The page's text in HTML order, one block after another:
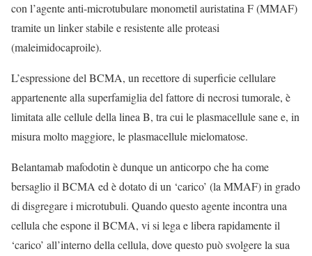
con l’agente anti-microtubulare monometil auristatina F (MMAF)
tramite un linker stabile e resistente alle proteasi
(maleimidocaproile).
L’espressione del BCMA, un recettore di superficie cellulare
appartenente alla superfamiglia del fattore di necrosi tumorale, è
limitata alle cellule della linea B, tra cui le plasmacellule sane e, in
misura molto maggiore, le plasmacellule mielomatose.
Belantamab mafodotin è dunque un anticorpo che ha come
bersaglio il BCMA ed è dotato di un ‘carico’ (la MMAF) in grado
di disgregare i microtubuli. Quando questo agente incontra una
cellula che espone il BCMA, vi si lega e libera rapidamente il
‘carico’ all’interno della cellula, dove questo può svolgere la sua